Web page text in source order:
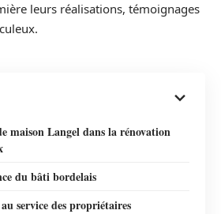
leurs réalisations, témoignages
maison Langel dans la rénovation
du bâti bordelais
service des propriétaires